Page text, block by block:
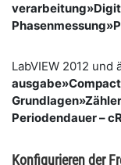
LabVIEW 2012 und
Periodendauer –
Konfigurieren der